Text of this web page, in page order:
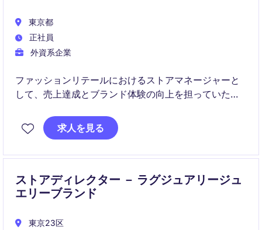
東京都
正社員
外資系企業
ファッションリテールにおけるストアマネージャーと
して、売上達成とブランド体験の向上を担っていただ
を通じて、店舗の成果最大化をリードするポジション
です。
求人を見る
ストアディレクター － ラグジュアリージュ
エリーブランド
東京23区